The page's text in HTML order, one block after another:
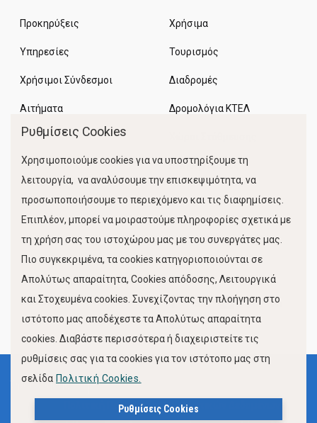
Προκηρύξεις
Υπηρεσίες
Χρήσιμοι Σύνδεσμοι
Αιτήματα
Χρήσιμα
Τουρισμός
Διαδρομές
Δρομολόγια ΚΤΕΛ
Κίνηση Λιμένος
FOLLOW US
Όροι Χρήσης
Πολιτική Προστασίας Προσωπικών Δεδομένων
Ρυθμίσεις Cookies
Χρησιμοποιούμε cookies για να υποστηρίξουμε τη
λειτουργία, να αναλύσουμε την επισκεψιμότητα, να
προσωποποιήσουμε το περιεχόμενο και τις διαφημίσεις.
Επιπλέον, μπορεί να μοιραστούμε πληροφορίες σχετικά με
τη χρήση σας του ιστοχώρου μας με του συνεργάτες μας.
Πιο συγκεκριμένα, τα cookies κατηγοριοποιούνται σε
Απολύτως απαραίτητα, Cookies απόδοσης, Λειτουργικά
και Στοχευμένα cookies. Συνεχίζοντας την πλοήγηση στο
ιστότοπο μας αποδέχεστε τα Απολύτως απαραίτητα
cookies. Διαβάστε περισσότερα ή διαχειριστείτε τις
ρυθμίσεις σας για τα cookies για τον ιστότοπο μας στη
σελίδα Πολιτική Cookies.
Ρυθμίσεις Cookies